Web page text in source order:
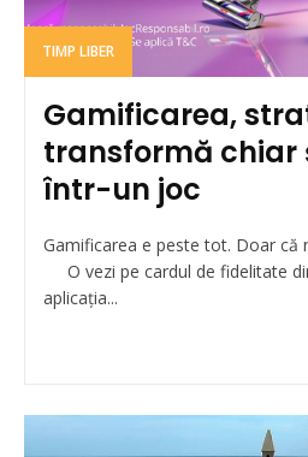
TIMP LIBER
Gamificarea,
transformă chiar
într-un joc
Gamificarea e peste tot. Doar că
O vezi pe cardul de fidelitate
aplicația...